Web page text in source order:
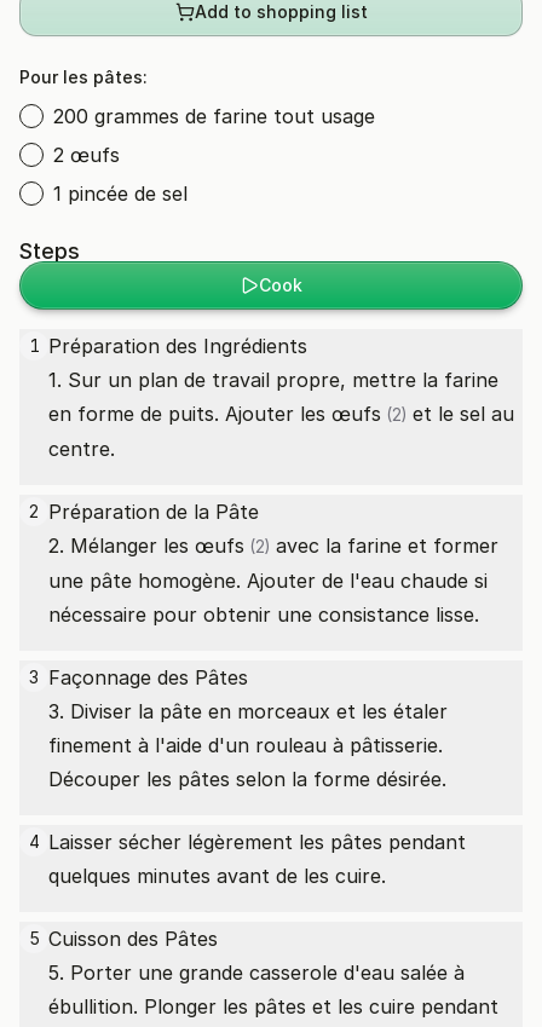
Add to shopping list
Pour les pâtes:
200 grammes de farine tout usage
2 œufs
1 pincée de sel
Steps
Cook
1 Préparation des Ingrédients
1. Sur un plan de travail propre, mettre la farine
en forme de puits. Ajouter les œufs (2) et le sel au
centre.
2 Préparation de la Pâte
2. Mélanger les œufs (2) avec la farine et former
une pâte homogène. Ajouter de l'eau chaude si
nécessaire pour obtenir une consistance lisse.
3 Façonnage des Pâtes
3. Diviser la pâte en morceaux et les étaler
finement à l'aide d'un rouleau à pâtisserie.
Découper les pâtes selon la forme désirée.
4 Laisser sécher légèrement les pâtes pendant
quelques minutes avant de les cuire.
5 Cuisson des Pâtes
5. Porter une grande casserole d'eau salée à
ébullition. Plonger les pâtes et les cuire pendant